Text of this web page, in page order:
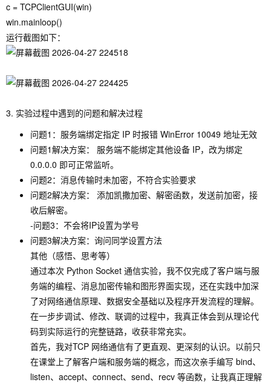
c = TCPClientGUI(win)
win.mainloop()
运行截图如下：
3. 实验过程中遇到的问题和解决过程
问题1：服务端绑定指定 IP 时报错 WinError 10049 地址无效
问题1解决方案： 服务端不能绑定其他设备 IP，改为绑定
0.0.0.0 即可正常监听。
问题2：消息传输时未加密，不符合实验要求
问题2解决方案： 添加凯撒加密、解密函数，发送前加密，接
收后解密。
-问题3：不会将IP设置为学号
问题3解决方案：询问同学设置方法
其他（感悟、思考等）
通过本次 Python Socket 通信实验，我不仅完成了客户端与服
务端的编程、消息加密传输和图形界面实现，还在实践中加深
了对网络通信原理、数据安全基础以及程序开发流程的理解。
在一步步调试、修改、联调的过程中，我真正体会到从理论代
码到实际运行的完整链路，收获非常充实。
首先，我对TCP 网络通信有了更直观、更深刻的认识。以前只
在课堂上了解客户端和服务端的概念，而这次亲手编写 bind、
listen、accept、connect、send、recv 等函数，让我真正理解